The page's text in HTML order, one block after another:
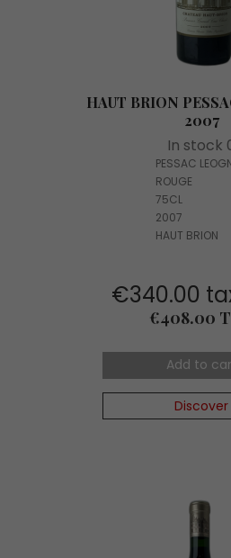
HAUT BRION
2007
In stock
PESSAC
ROUGE
75CL
2007
HAUT BRION
€340.00
Price
€408.00
Add to
Discover